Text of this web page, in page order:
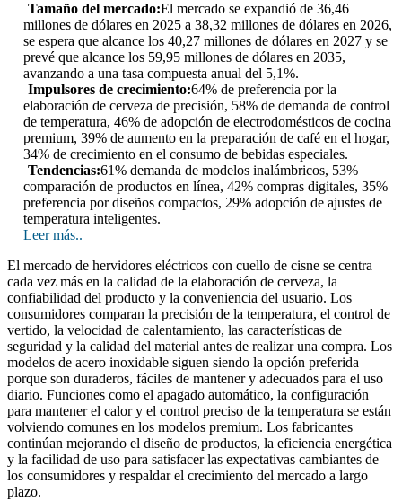
Tamaño del mercado:El mercado se expandió de 36,46
millones de dólares en 2025 a 38,32 millones de dólares en 2026,
se espera que alcance los 40,27 millones de dólares en 2027 y se
prevé que alcance los 59,95 millones de dólares en 2035,
avanzando a una tasa compuesta anual del 5,1%.
Impulsores de crecimiento:64% de preferencia por la
elaboración de cerveza de precisión, 58% de demanda de control
de temperatura, 46% de adopción de electrodomésticos de cocina
premium, 39% de aumento en la preparación de café en el hogar,
34% de crecimiento en el consumo de bebidas especiales.
Tendencias:61% demanda de modelos inalámbricos, 53%
comparación de productos en línea, 42% compras digitales, 35%
preferencia por diseños compactos, 29% adopción de ajustes de
temperatura inteligentes.
Leer más..
El mercado de hervidores eléctricos con cuello de cisne se centra
cada vez más en la calidad de la elaboración de cerveza, la
confiabilidad del producto y la conveniencia del usuario. Los
consumidores comparan la precisión de la temperatura, el control de
vertido, la velocidad de calentamiento, las características de
seguridad y la calidad del material antes de realizar una compra. Los
modelos de acero inoxidable siguen siendo la opción preferida
porque son duraderos, fáciles de mantener y adecuados para el uso
diario. Funciones como el apagado automático, la configuración
para mantener el calor y el control preciso de la temperatura se están
volviendo comunes en los modelos premium. Los fabricantes
continúan mejorando el diseño de productos, la eficiencia energética
y la facilidad de uso para satisfacer las expectativas cambiantes de
los consumidores y respaldar el crecimiento del mercado a largo
plazo.